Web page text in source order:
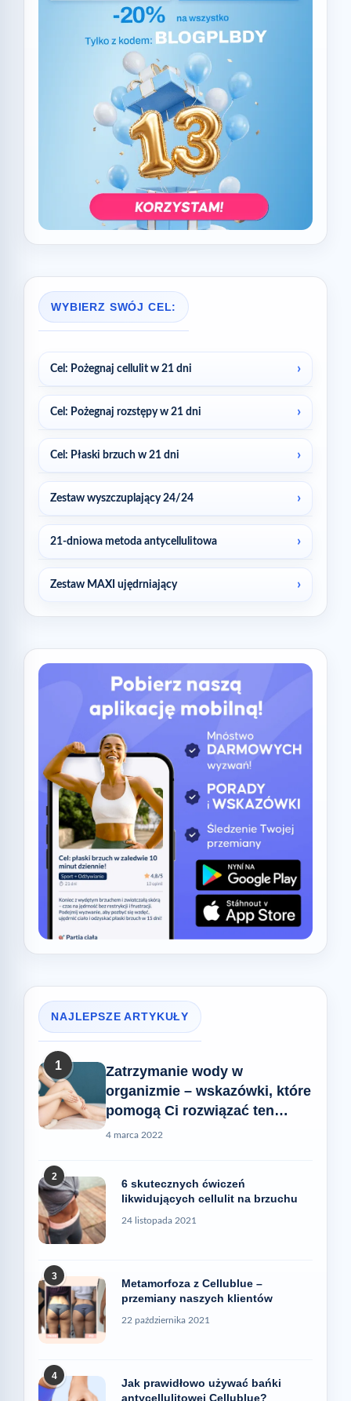
WYBIERZ SWÓJ CEL:
Cel: Pożegnaj cellulit w 21 dni
Cel: Pożegnaj rozstępy w 21 dni
Cel: Płaski brzuch w 21 dni
Zestaw wyszczuplający 24/24
21-dniowa metoda antycellulitowa
Zestaw MAXI ujędrniający
NAJLEPSZE ARTYKUŁY
1
Zatrzymanie wody w
organizmie – wskazówki, które
pomogą Ci rozwiązać ten
problem
4 marca 2022
2
6 skutecznych ćwiczeń
likwidujących cellulit na brzuchu
24 listopada 2021
3
Metamorfoza z Cellublue –
przemiany naszych klientów
22 października 2021
4
Jak prawidłowo używać bańki
antycellulitowej Cellublue?